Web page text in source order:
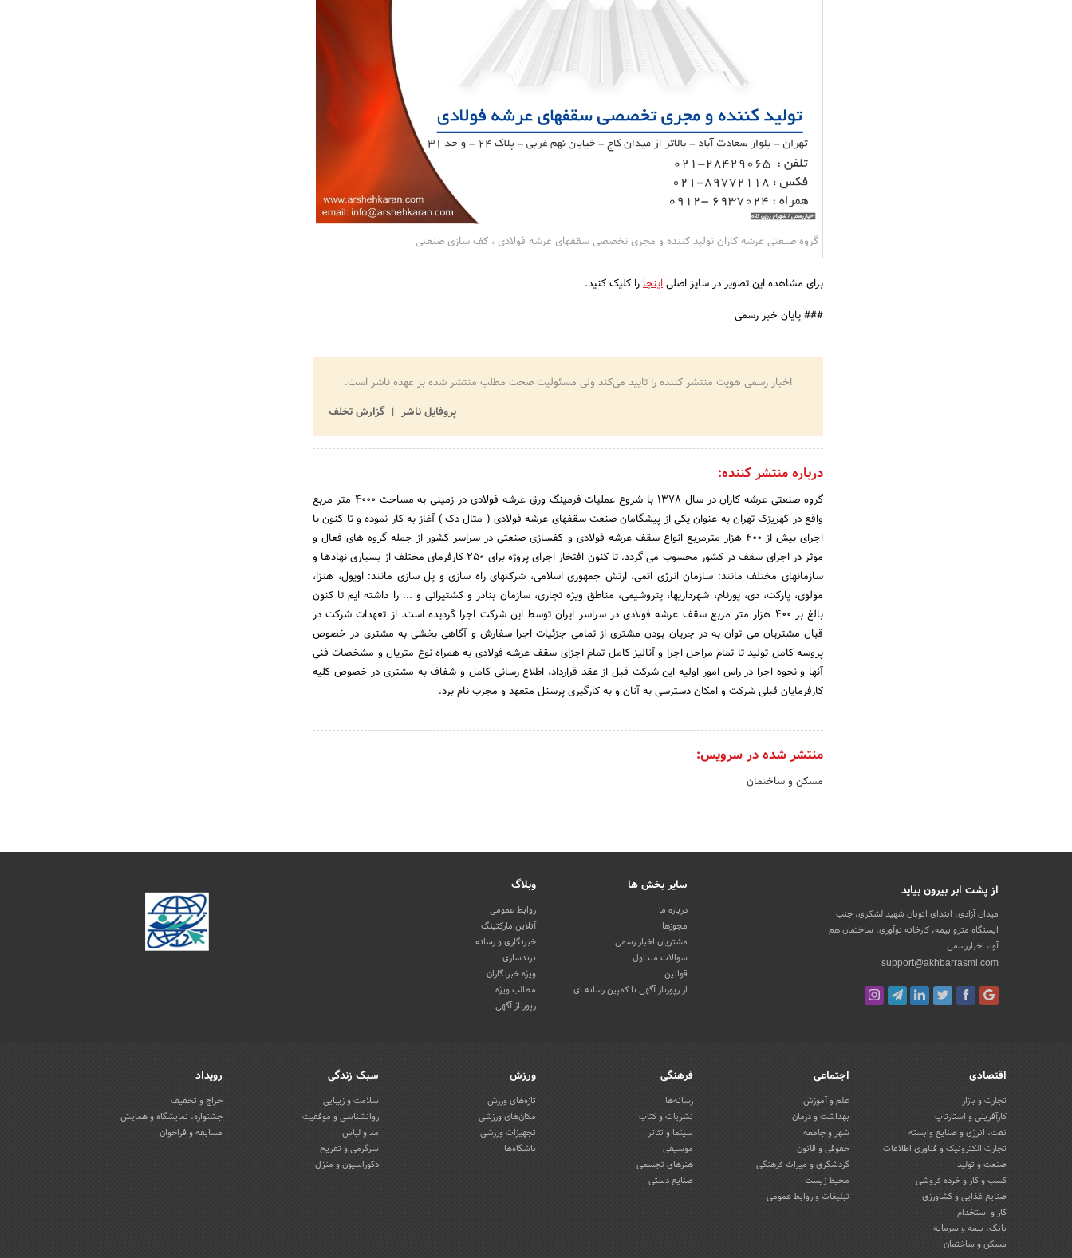
گروه صنعتی عرشه کاران تولید کننده و مجری تخصصی سقفهای عرشه فولادی ، کف سازی صنعتی
برای مشاهده این تصویر در سایز اصلیاینجارا کلیک کنید.
### پایان خبر رسمی
اخبار رسمی هویت منتشر کننده را تایید می‌کند ولی مسئولیت صحت مطلب منتشر شده بر عهده ناشر است.
پروفایل ناشر
گزارش تخلف
درباره منتشر کننده:
گروه صنعتی عرشه کاران در سال 1378 با شروع عملیات فرمینگ ورق عرشه فولادی در زمینی به مساحت 4000 متر مربع
واقع در کهریزک تهران به عنوان یکی از پیشگامان صنعت سقفهای عرشه فولادی ( متال دک ) آغاز به کار نموده و تا کنون با
اجرای بیش از 400 هزار مترمربع انواع سقف عرشه فولادی و کفسازی صنعتی در سراسر کشور از جمله گروه های فعال و
موثر در اجرای سقف در کشور محسوب می گردد. تا کنون افتخار اجرای پروژه برای 250 کارفرمای مختلف از بسیاری نهادها و
سازمانهای مختلف مانند: سازمان انرژی اتمی، ارتش جمهوری اسلامی، شرکتهای راه سازی و پل سازی مانند: اویول، هنزا،
مولوی، پارکت، دی، پورنام، شهرداریها، پتروشیمی، مناطق ویژه تجاری، سازمان بنادر و کشتیرانی و ... را داشته ایم تا کنون
بالغ بر 400 هزار متر مربع سقف عرشه فولادی در سراسر ایران توسط این شرکت اجرا گردیده است. از تعهدات شرکت در
قبال مشتریان می توان به در جریان بودن مشتری از تمامی جزئیات اجرا سفارش و آگاهی بخشی به مشتری در خصوص
پروسه کامل تولید تا تمام مراحل اجرا و آنالیز کامل تمام اجزای سقف عرشه فولادی به همراه نوع متریال و مشخصات فنی
آنها و نحوه اجرا در راس امور اولیه این شرکت قبل از عقد قرارداد، اطلاع رسانی کامل و شفاف به مشتری در خصوص کلیه
کارفرمایان قبلی شرکت و امکان دسترسی به آنان و به کارگیری پرسنل متعهد و مجرب نام برد.
منتشر شده در سرویس:
مسکن و ساختمان
از پشت ابر بیرون بیاید
میدان آزادی، ابتدای اتوبان شهید لشکری، جنب
ایستگاه مترو بیمه، کارخانه نوآوری، ساختمان هم
آوا، اخباررسمی
support@akhbarrasmi.com
سایر بخش ها
درباره ما
مجوزها
مشتریان اخبار رسمی
سوالات متداول
قوانین
از رپورتاژ آگهی تا کمپین رسانه ای
وبلاگ
روابط عمومی
آنلاین مارکتینگ
خبرنگاری و رسانه
برندسازی
ویژه خبرنگاران
مطالب ویژه
رپورتاژ آگهی
اقتصادی
تجارت و بازار
کارآفرینی و استارتاپ
نفت، انرژی و صنایع وابسته
تجارت الکترونیک و فناوری اطلاعات
صنعت و تولید
کسب و کار و خرده فروشی
صنایع غذایی و کشاورزی
کار و استخدام
بانک، بیمه و سرمایه
مسکن و ساختمان
اجتماعی
علم و آموزش
بهداشت و درمان
شهر و جامعه
حقوقی و قانون
گردشگری و میراث فرهنگی
محیط زیست
تبلیغات و روابط عمومی
فرهنگی
رسانه‌ها
نشریات و کتاب
سینما و تئاتر
موسیقی
هنرهای تجسمی
صنایع دستی
ورزش
تازه‌های ورزش
مکان‌های ورزشی
تجهیزات ورزشی
باشگاه‌ها
سبک زندگی
سلامت و زیبایی
روانشناسی و موفقیت
مد و لباس
سرگرمی و تفریح
دکوراسیون و منزل
رویداد
حراج و تخفیف
جشنواره، نمایشگاه و همایش
مسابقه و فراخوان